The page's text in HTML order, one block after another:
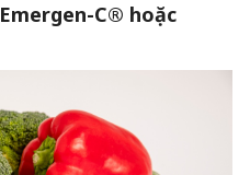
Emergen-C® hoặc